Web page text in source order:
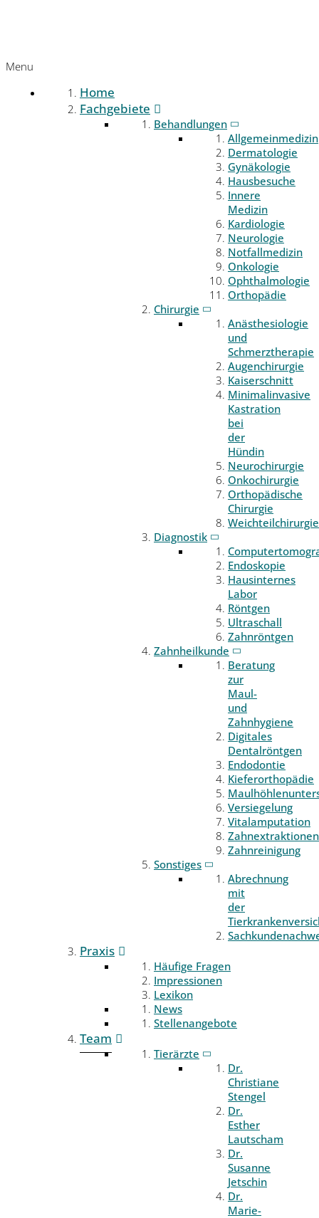
Menu
Home
Fachgebiete
Behandlungen
Allgemeinmedizin
Dermatologie
Gynäkologie
Hausbesuche
Innere
Medizin
Kardiologie
Neurologie
Notfallmedizin
Onkologie
Ophthalmologie
Orthopädie
Chirurgie
Anästhesiologie
und
Schmerztherapie
Augenchirurgie
Kaiserschnitt
Minimalinvasive
Kastration
bei
der
Hündin
Neurochirurgie
Onkochirurgie
Orthopädische
Chirurgie
Weichteilchirurgie
Diagnostik
Endoskopie
Hausinternes
Labor
Röntgen
Ultraschall
Zahnröntgen
Zahnheilkunde
Beratung
zur
Maul-
und
Zahnhygiene
Digitales
Dentalröntgen
Endodontie
Kieferorthopädie
Versiegelung
Vitalamputation
Zahnextraktionen
Zahnreinigung
Sonstiges
Abrechnung
mit
der
Praxis
Häufige Fragen
Impressionen
Lexikon
News
Stellenangebote
Team
Tierärzte
Dr.
Christiane
Stengel
Dr.
Esther
Lautscham
Dr.
Susanne
Jetschin
Dr.
Marie-